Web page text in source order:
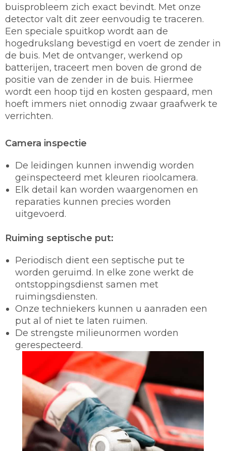
buisprobleem zich exact bevindt. Met onze
detector valt dit zeer eenvoudig te traceren.
Een speciale spuitkop wordt aan de
hogedrukslang bevestigd en voert de zender in
de buis. Met de ontvanger, werkend op
batterijen, traceert men boven de grond de
positie van de zender in de buis. Hiermee
wordt een hoop tijd en kosten gespaard, men
hoeft immers niet onnodig zwaar graafwerk te
verrichten.
Camera inspectie
De leidingen kunnen inwendig worden
geïnspecteerd met kleuren rioolcamera.
Elk detail kan worden waargenomen en
reparaties kunnen precies worden
uitgevoerd.
Ruiming septische put:
Periodisch dient een septische put te
worden geruimd. In elke zone werkt de
ontstoppingsdienst samen met
ruimingsdiensten.
Onze techniekers kunnen u aanraden een
put al of niet te laten ruimen.
De strengste milieunormen worden
gerespecteerd.